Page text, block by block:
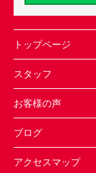
トップページ
スタッフ
お客様の声
ブログ
アクセスマップ